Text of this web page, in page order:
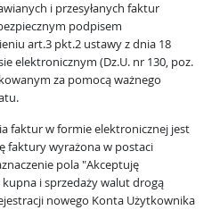
i przesyłanych faktur
podpisem
art.3 pkt.2 ustawy z dnia 18
elektronicznym (Dz.U. nr 130, poz.
za pomocą ważnego
faktur w formie elektronicznej jest
faktury wyrażona w postaci
pola "Akceptuję
i sprzedaży walut drogą
nowego Konta Użytkownika